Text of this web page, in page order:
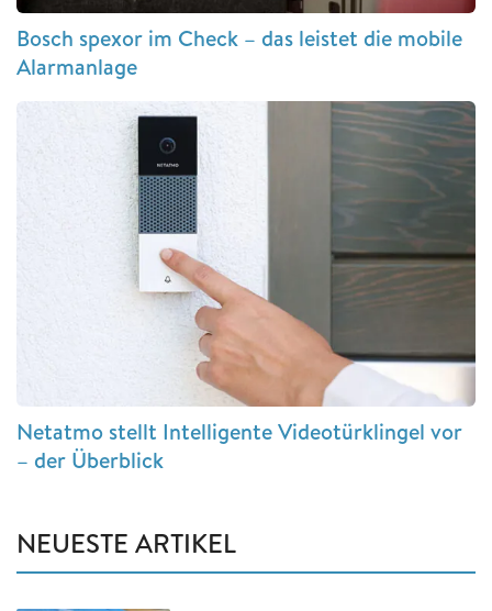
Bosch spexor im Check – das leistet die mobile
Alarmanlage
Netatmo stellt Intelligente Videotürklingel vor
– der Überblick
NEUESTE ARTIKEL